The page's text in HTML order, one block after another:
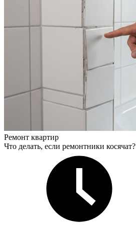
Ремонт квартир
Что делать, если ремонтники косячат?